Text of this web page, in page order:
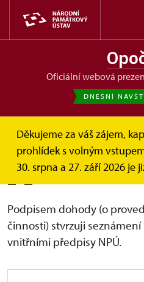
oficiální webová
DNEŠNÍ
Děkujeme za váš zájem,
prohlídek s volným
30. srpna a 27. září 2026 je
Opočno Další informace
_-_
Podpisem dohody (o
činnosti) stvrzuji
vnitřními předpisy NPÚ.